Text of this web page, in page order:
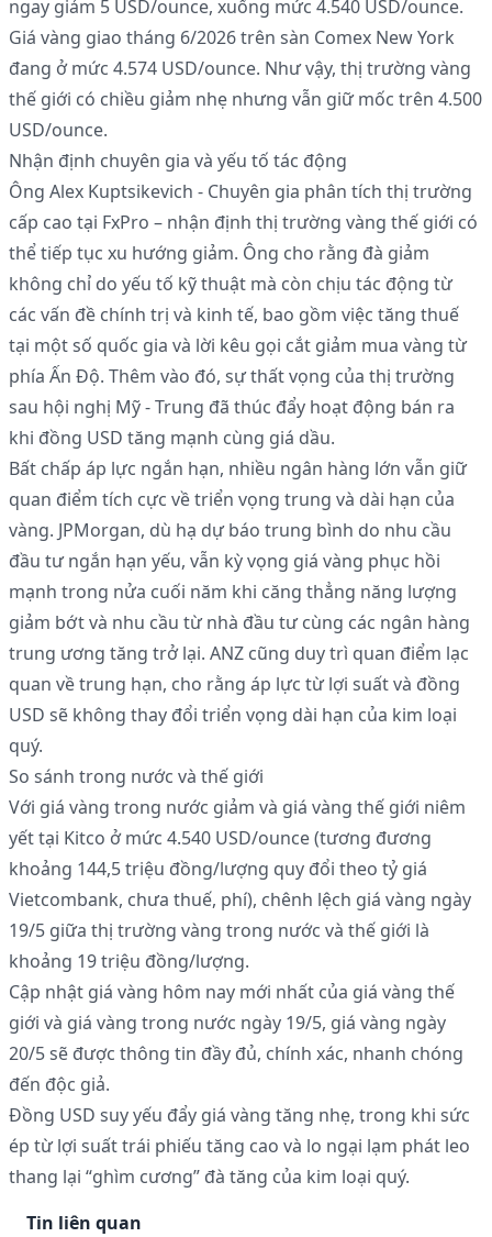
ngay giảm 5 USD/ounce, xuống mức 4.540 USD/ounce.
Giá vàng giao tháng 6/2026 trên sàn Comex New York
đang ở mức 4.574 USD/ounce. Như vậy, thị trường vàng
thế giới có chiều giảm nhẹ nhưng vẫn giữ mốc trên 4.500
USD/ounce.
Nhận định chuyên gia và yếu tố tác động
Ông Alex Kuptsikevich - Chuyên gia phân tích thị trường
cấp cao tại FxPro – nhận định thị trường vàng thế giới có
thể tiếp tục xu hướng giảm. Ông cho rằng đà giảm
không chỉ do yếu tố kỹ thuật mà còn chịu tác động từ
các vấn đề chính trị và kinh tế, bao gồm việc tăng thuế
tại một số quốc gia và lời kêu gọi cắt giảm mua vàng từ
phía Ấn Độ. Thêm vào đó, sự thất vọng của thị trường
sau hội nghị Mỹ - Trung đã thúc đẩy hoạt động bán ra
khi đồng USD tăng mạnh cùng giá dầu.
Bất chấp áp lực ngắn hạn, nhiều ngân hàng lớn vẫn giữ
quan điểm tích cực về triển vọng trung và dài hạn của
vàng. JPMorgan, dù hạ dự báo trung bình do nhu cầu
đầu tư ngắn hạn yếu, vẫn kỳ vọng giá vàng phục hồi
mạnh trong nửa cuối năm khi căng thẳng năng lượng
giảm bớt và nhu cầu từ nhà đầu tư cùng các ngân hàng
trung ương tăng trở lại. ANZ cũng duy trì quan điểm lạc
quan về trung hạn, cho rằng áp lực từ lợi suất và đồng
USD sẽ không thay đổi triển vọng dài hạn của kim loại
quý.
So sánh trong nước và thế giới
Với giá vàng trong nước giảm và giá vàng thế giới niêm
yết tại Kitco ở mức 4.540 USD/ounce (tương đương
khoảng 144,5 triệu đồng/lượng quy đổi theo tỷ giá
Vietcombank, chưa thuế, phí), chênh lệch giá vàng ngày
19/5 giữa thị trường vàng trong nước và thế giới là
khoảng 19 triệu đồng/lượng.
Cập nhật giá vàng hôm nay mới nhất của giá vàng thế
giới và giá vàng trong nước ngày 19/5, giá vàng ngày
20/5 sẽ được thông tin đầy đủ, chính xác, nhanh chóng
đến độc giả.
Đồng USD suy yếu đẩy giá vàng tăng nhẹ, trong khi sức
ép từ lợi suất trái phiếu tăng cao và lo ngại lạm phát leo
thang lại “ghìm cương” đà tăng của kim loại quý.
Tin liên quan